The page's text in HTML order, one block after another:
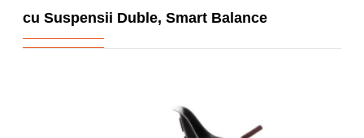
cu Suspensii Duble, Smart Balance